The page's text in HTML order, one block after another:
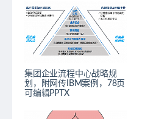
集团企业流程中心战略规
划，附网传IBM案例，78页
可编辑PPTX